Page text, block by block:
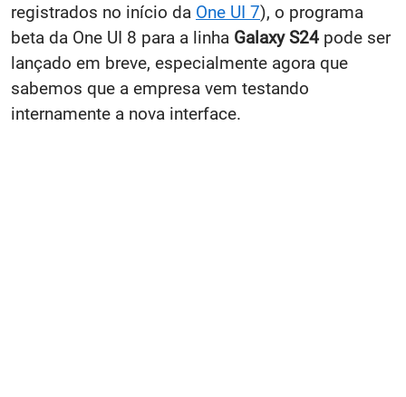
registrados no início da One UI 7), o programa
beta da One UI 8 para a linha Galaxy S24 pode ser
lançado em breve, especialmente agora que
sabemos que a empresa vem testando
internamente a nova interface.